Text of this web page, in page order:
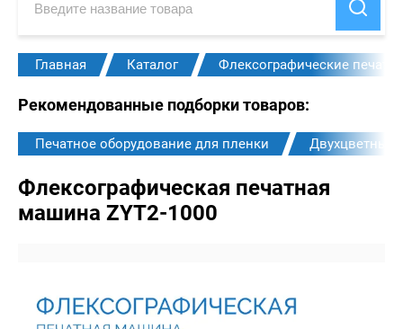
Главная Каталог Флексографические
Рекомендованные подборки товаров:
Печатное оборудование для пленки Двухцветные
Флексографическая печатная
машина ZYT2-1000